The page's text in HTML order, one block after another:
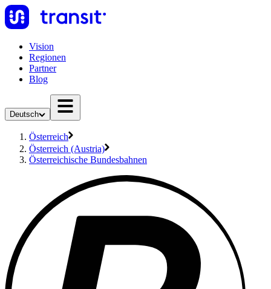
Vision
Regionen
Partner
Blog
Deutsch
Österreich
Österreich (Austria)
Österreichische Bundesbahnen